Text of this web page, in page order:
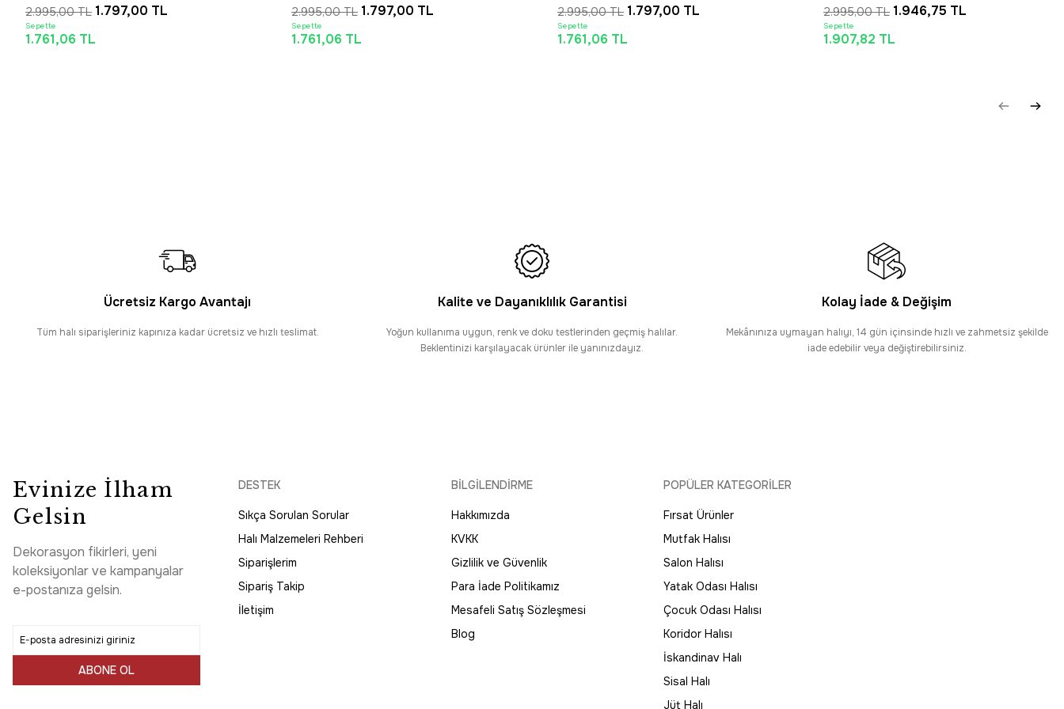
2.995,00 TL 1.797,00 TL
Sepette
1.761,06 TL
2.995,00 TL 1.797,00 TL
Sepette
1.761,06 TL
2.995,00 TL 1.797,00 TL
Sepette
1.761,06 TL
2.995,00 TL 1.946,75 TL
Sepette
1.907,82 TL
Ücretsiz Kargo Avantajı
Tüm halı siparişleriniz kapınıza kadar ücretsiz ve hızlı teslimat.
Kalite ve Dayanıklılık Garantisi
Yoğun kullanıma uygun, renk ve doku testlerinden geçmiş halılar.
Beklentinizi karşılayacak ürünler ile yanınızdayız.
Kolay İade & Değişim
Mekânınıza uymayan halıyı, 14 gün içinsinde hızlı ve zahmetsiz şekilde
iade edebilir veya değiştirebilirsiniz.
Evinize İlham
Gelsin
Dekorasyon fikirleri, yeni
koleksiyonlar ve kampanyalar
e-postanıza gelsin.
ABONE OL
DESTEK
Sıkça Sorulan Sorular
Halı Malzemeleri Rehberi
Siparişlerim
Sipariş Takip
İletişim
BİLGİLENDİRME
Hakkımızda
KVKK
Gizlilik ve Güvenlik
Para İade Politikamız
Mesafeli Satış Sözleşmesi
Blog
POPÜLER KATEGORİLER
Fırsat Ürünler
Mutfak Halısı
Salon Halısı
Yatak Odası Halısı
Çocuk Odası Halısı
Koridor Halısı
İskandinav Halı
Sisal Halı
Jüt Halı